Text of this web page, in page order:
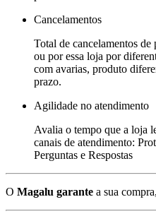
Cancelamentos
Total de cancelamentos
ou por essa loja por
com avarias, produto
prazo.
Agilidade no atendimento
Avalia o tempo que a loja
canais de atendimento:
Perguntas e Respostas
O Magalu garante a sua